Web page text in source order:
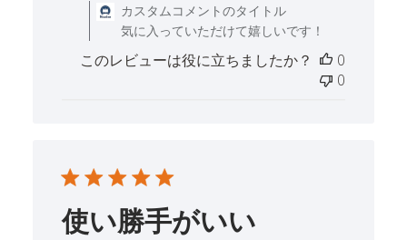
カスタムコメントのタイトル
気に入っていただけて嬉しいです！
このレビューは役に立ちましたか？
0
0
使い勝手がいい